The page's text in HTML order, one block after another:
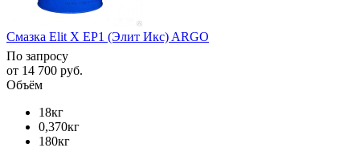
Смазка Elit X EP1 (Элит Икс) ARGO
По запросу
от 14 700 руб.
Объём
18кг
0,370кг
180кг